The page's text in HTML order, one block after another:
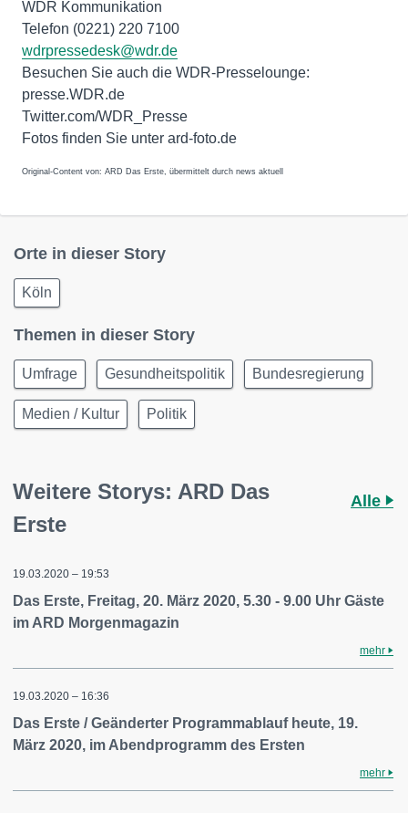
WDR Kommunikation
Telefon (0221) 220 7100
wdrpressedesk@wdr.de
Besuchen Sie auch die WDR-Presselounge:
presse.WDR.de
Twitter.com/WDR_Presse
Fotos finden Sie unter ard-foto.de
Original-Content von: ARD Das Erste, übermittelt durch news aktuell
Orte in dieser Story
Köln
Themen in dieser Story
Umfrage Gesundheitspolitik Bundesregierung
Medien / Kultur Politik
Weitere Storys: ARD Das
Erste
Alle
19.03.2020 – 19:53
Das Erste, Freitag, 20. März 2020, 5.30 - 9.00 Uhr Gäste
im ARD Morgenmagazin
mehr
19.03.2020 – 16:36
Das Erste / Geänderter Programmablauf heute, 19.
März 2020, im Abendprogramm des Ersten
mehr